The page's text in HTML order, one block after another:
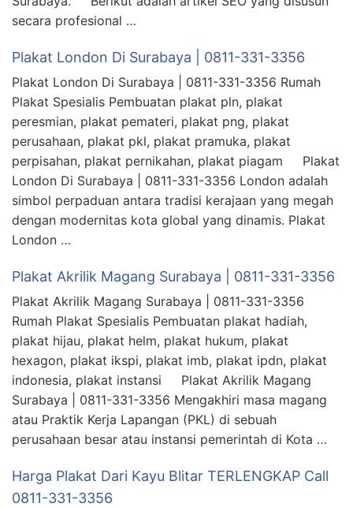
secara profesional …
Plakat London Di Surabaya | 0811-331-3356
Plakat London Di Surabaya | 0811-331-3356 Rumah
Plakat Spesialis Pembuatan plakat pln, plakat
peresmian, plakat pemateri, plakat png, plakat
perusahaan, plakat pkl, plakat pramuka, plakat
perpisahan, plakat pernikahan, plakat piagam Plakat
London Di Surabaya | 0811-331-3356 London adalah
simbol perpaduan antara tradisi kerajaan yang megah
dengan modernitas kota global yang dinamis. Plakat
London …
Plakat Akrilik Magang Surabaya | 0811-331-3356
Plakat Akrilik Magang Surabaya | 0811-331-3356
Rumah Plakat Spesialis Pembuatan plakat hadiah,
plakat hijau, plakat helm, plakat hukum, plakat
hexagon, plakat ikspi, plakat imb, plakat ipdn, plakat
indonesia, plakat instansi Plakat Akrilik Magang
Surabaya | 0811-331-3356 Mengakhiri masa magang
atau Praktik Kerja Lapangan (PKL) di sebuah
perusahaan besar atau instansi pemerintah di Kota …
Harga Plakat Dari Kayu Blitar TERLENGKAP Call
0811-331-3356